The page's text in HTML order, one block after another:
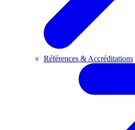
Références & Accréditations